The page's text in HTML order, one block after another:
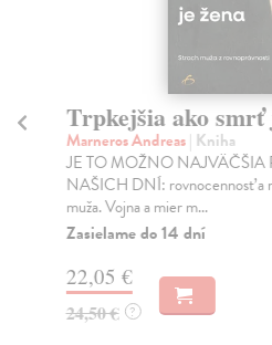
Trpkejšia ako smrť
Marneros Andreas| Kniha
JE TO MOŽNO NAJVÄČŠIA
NAŠICH DNÍ: rovnocennosť a
muža. Vojna a mier m...
Zasielame do 14 dní
22,05 €
24,50 € ?